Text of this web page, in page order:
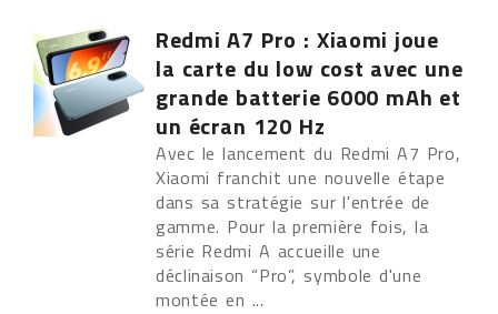
Redmi A7 Pro : Xiaomi joue
la carte du low cost avec une
grande batterie 6000 mAh et
un écran 120 Hz
Avec le lancement du Redmi A7 Pro,
Xiaomi franchit une nouvelle étape
dans sa stratégie sur l'entrée de
gamme. Pour la première fois, la
série Redmi A accueille une
déclinaison “Pro”, symbole d'une
montée en ...